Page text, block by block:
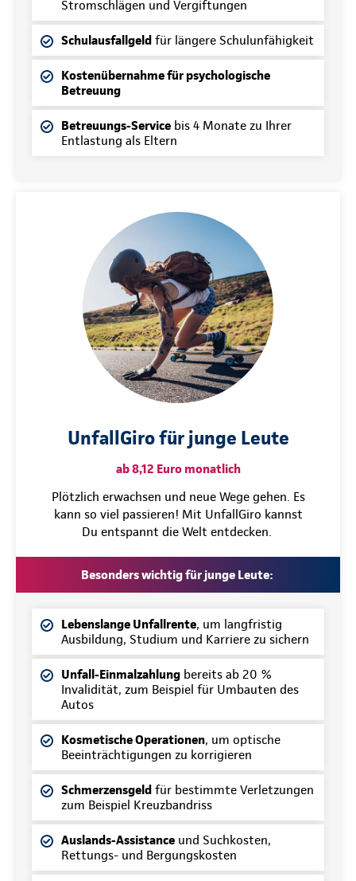
Stromschlägen und Vergiftungen
Schulausfallgeld für längere Schulunfähigkeit
Kostenübernahme für psychologische
Betreuung
Betreuungs-Service bis 4 Monate zu Ihrer
Entlastung als Eltern
UnfallGiro für junge Leute
ab 8,12 Euro monatlich
Plötzlich erwachsen und neue Wege gehen. Es
kann so viel passieren! Mit UnfallGiro kannst
Du entspannt die Welt entdecken.
Besonders wichtig für junge Leute:
Lebenslange Unfallrente, um langfristig
Ausbildung, Studium und Karriere zu sichern
Unfall-Einmalzahlung bereits ab 20 %
Invalidität, zum Beispiel für Umbauten des
Autos
Kosmetische Operationen, um optische
Beeinträchtigungen zu korrigieren
Schmerzensgeld für bestimmte Verletzungen
zum Beispiel Kreuzbandriss
Auslands-Assistance und Suchkosten,
Rettungs- und Bergungskosten